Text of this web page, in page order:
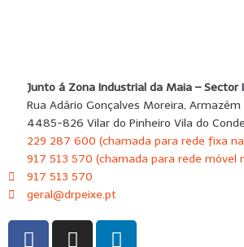
Junto á Zona Industrial da Maia – Sector I
Rua Adário Gonçalves Moreira, Armazém
4485-826 Vilar do Pinheiro Vila do Conde
229 287 600 (chamada para rede fixa
917 513 570 (chamada para rede móvel
917 513 570
geral@drpeixe.pt